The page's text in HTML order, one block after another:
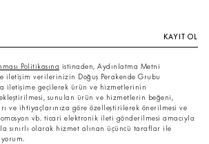
KAYIT OL
Politikasına istinaden, Aydınlatma Metni
iletişim verilerinizin Doğuş Perakende Grubu
iletişime geçilerek ürün ve hizmetlerinin
sunulan ürün ve hizmetlerin beğeni,
ve ihtiyaçlarınıza göre özelleştirilerek önerilmesi ve
vb. ticari elektronik ileti gönderilmesi amacıyla
sınırlı olarak hizmet alınan üçüncü taraflar ile